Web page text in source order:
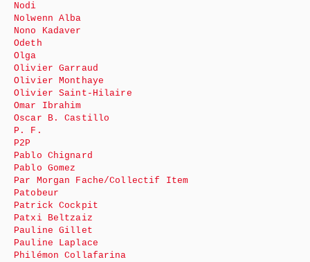
Nodi
Nolwenn Alba
Nono Kadaver
Odeth
Olga
Olivier Garraud
Olivier Monthaye
Olivier Saint-Hilaire
Omar Ibrahim
Oscar B. Castillo
P. F.
P2P
Pablo Chignard
Pablo Gomez
Par Morgan Fache/Collectif Item
Patobeur
Patrick Cockpit
Patxi Beltzaiz
Pauline Gillet
Pauline Laplace
Philémon Collafarina